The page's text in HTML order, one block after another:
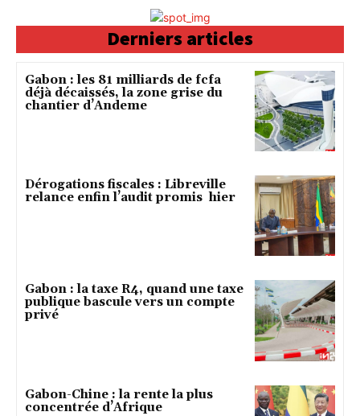
Derniers articles
Gabon : les 81 milliards de fcfa
déjà décaissés, la zone grise du
chantier d’Andeme
Dérogations fiscales : Libreville
relance enfin l’audit promis hier
Gabon : la taxe R4, quand une taxe
publique bascule vers un compte
privé
Gabon-Chine : la rente la plus
concentrée d’Afrique